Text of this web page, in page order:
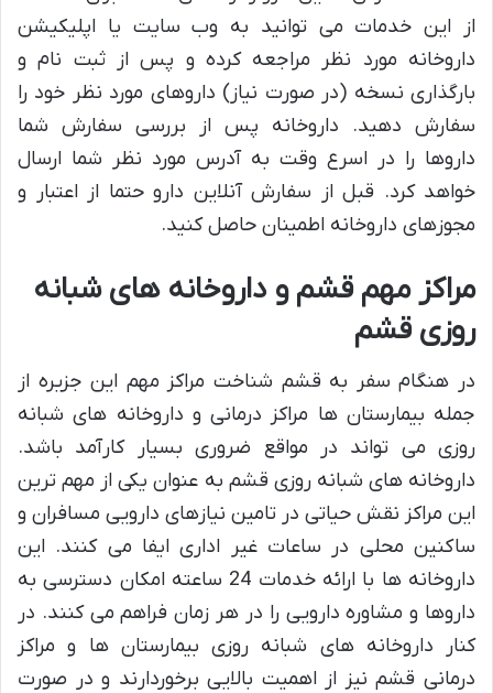
از این خدمات می توانید به وب سایت یا اپلیکیشن
داروخانه مورد نظر مراجعه کرده و پس از ثبت نام و
بارگذاری نسخه (در صورت نیاز) داروهای مورد نظر خود را
سفارش دهید. داروخانه پس از بررسی سفارش شما
داروها را در اسرع وقت به آدرس مورد نظر شما ارسال
خواهد کرد. قبل از سفارش آنلاین دارو حتما از اعتبار و
مجوزهای داروخانه اطمینان حاصل کنید.
مراکز مهم قشم و داروخانه های شبانه
روزی قشم
در هنگام سفر به قشم شناخت مراکز مهم این جزیره از
جمله بیمارستان ها مراکز درمانی و داروخانه های شبانه
روزی می تواند در مواقع ضروری بسیار کارآمد باشد.
داروخانه های شبانه روزی قشم به عنوان یکی از مهم ترین
این مراکز نقش حیاتی در تامین نیازهای دارویی مسافران و
ساکنین محلی در ساعات غیر اداری ایفا می کنند. این
داروخانه ها با ارائه خدمات 24 ساعته امکان دسترسی به
داروها و مشاوره دارویی را در هر زمان فراهم می کنند. در
کنار داروخانه های شبانه روزی بیمارستان ها و مراکز
درمانی قشم نیز از اهمیت بالایی برخوردارند و در صورت